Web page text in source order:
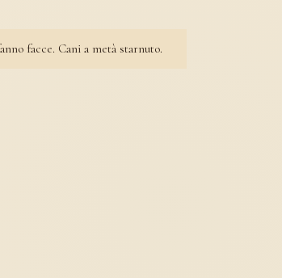
facce. Cani a metà starnuto.